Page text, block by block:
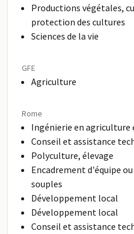
Productions végétales,
protection des cultures
Sciences de la vie
GFE
Agriculture
Rome
Ingénierie en
Conseil et assistance
Polyculture, élevage
Encadrement d'équipe
souples
Développement local
Développement local
Conseil et assistance